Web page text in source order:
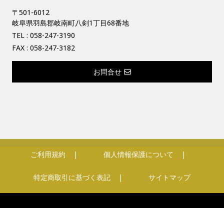
〒501-6012
岐阜県羽島郡岐南町八剣1丁目68番地
TEL : 058-247-3190
FAX : 058-247-3182
お問合せ
ご利用規約 個人情報保護について
特定商取引に基づく表記 サイトマップ